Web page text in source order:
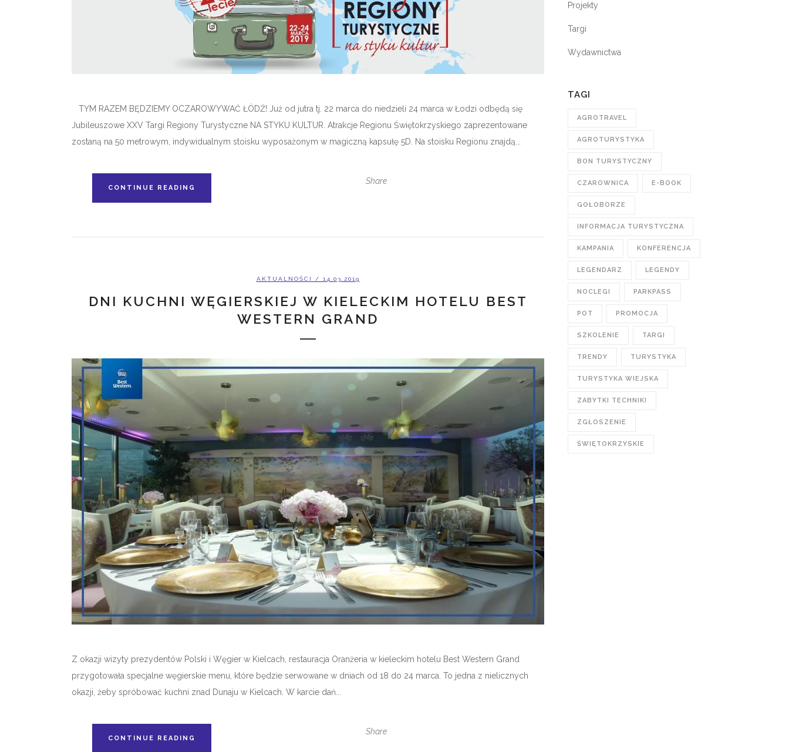
TYM RAZEM BĘDZIEMY OCZAROWYWAĆ ŁÓDŹ! Już od jutra tj. 22 marca do niedzieli 24 marca w Łodzi odbędą się
Jubileuszowe XXV Targi Regiony Turystyczne NA STYKU KULTUR. Atrakcje Regionu Świętokrzyskiego zaprezentowane
zostaną na 50 metrowym, indywidualnym stoisku wyposażonym w magiczną kapsułę 5D. Na stoisku Regionu znajdą...
CONTINUE READING
Share
AKTUALNOŚCI / 14.03.2019
DNI KUCHNI WĘGIERSKIEJ W KIELECKIM HOTELU BEST
WESTERN GRAND
Z okazji wizyty prezydentów Polski i Węgier w Kielcach, restauracja Oranżeria w kieleckim hotelu Best Western Grand
przygotowała specjalne węgierskie menu, które będzie serwowane w dniach od 18 do 24 marca. To jedna z nielicznych
okazji, żeby spróbować kuchni znad Dunaju w Kielcach. W karcie dań...
CONTINUE READING
Share
Projekty
Targi
Wydawnictwa
TAGI
AGROTRAVEL
AGROTURYSTYKA
BON TURYSTYCZNY
CZAROWNICA E-BOOK
GOŁOBORZE
INFORMACJA TURYSTYCZNA
KAMPANIA KONFERENCJA
LEGENDARZ LEGENDY
NOCLEGI PARKPASS
POT PROMOCJA
SZKOLENIE TARGI
TRENDY TURYSTYKA
TURYSTYKA WIEJSKA
ZABYTKI TECHNIKI
ZGŁOSZENIE
ŚWIĘTOKRZYSKIE